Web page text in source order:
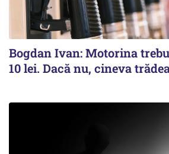
Bogdan Ivan: Motorina
10 lei. Dacă nu, cineva